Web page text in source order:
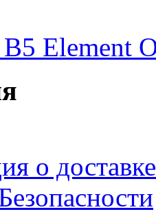
Element
о доставке